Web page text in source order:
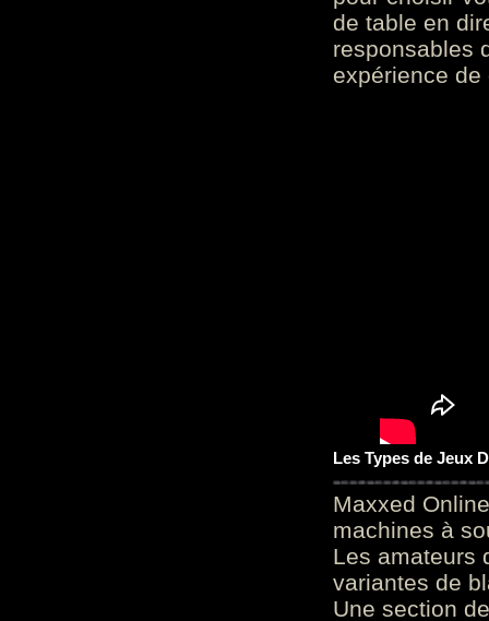
de table en
responsables
expérience
Les Types de Jeux
Maxxed
machines à
Les amateurs
variantes de
Une section